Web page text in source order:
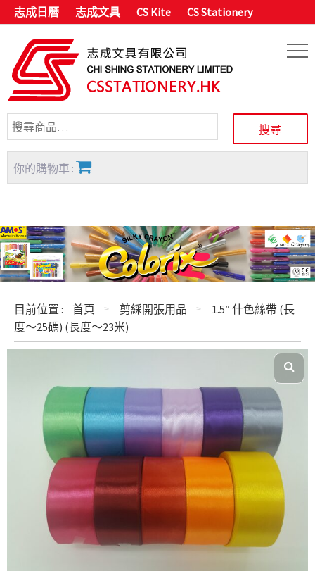
志成日曆 志成文具 CS Kite CS Stationery
你的購物車 :
目前位置 : 首頁 剪綵開張用品
1.5″ 什色絲帶 (長
度～25碼) (長度～23米)